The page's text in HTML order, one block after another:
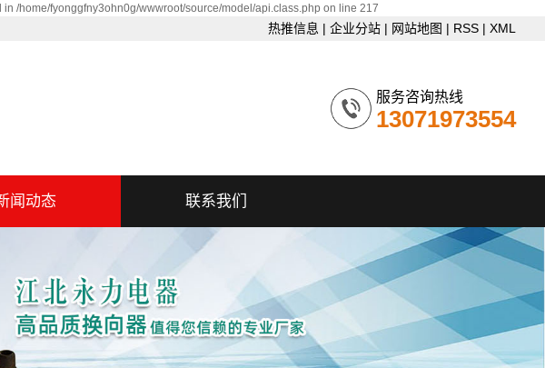
/home/fyonggfny3ohn0g/wwwroot/source/model/api.class.php on line 217
热推信息 | 企业分站 | 网站地图 | RSS | XML
服务咨询热线
13071973554
闻动态
行业资讯
技术资讯
联系我们
联系我们